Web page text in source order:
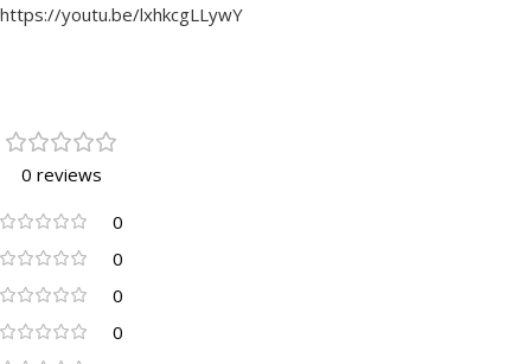
https://youtu.be/lxhkcgLLywY
0 reviews
0
0
0
0